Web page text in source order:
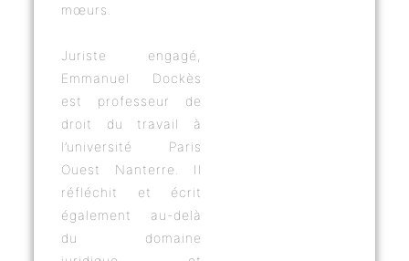
mœurs.
Juriste engagé,
Emmanuel Dockès
est professeur de
droit du travail à
l’université Paris
Ouest Nanterre. Il
réfléchit et écrit
également au-delà
du domaine